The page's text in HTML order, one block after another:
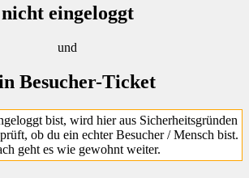
nicht eingeloggt
und
Besucher-Ticket
bist, wird hier aus Sicherheitsgründen
ob du ein echter Besucher / Mensch bist.
geht es wie gewohnt weiter.